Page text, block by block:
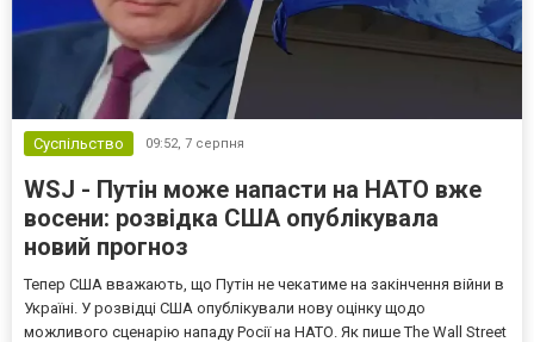
Суспільство 09:52, 7 серпня
WSJ - Путін може напасти на НАТО вже
восени: розвідка США опублікувала
новий прогноз
Тепер США вважають, що Путін не чекатиме на закінчення війни в
Україні. У розвідці США опублікували нову оцінку щодо
можливого сценарію нападу Росії на НАТО. Як пише The Wall Street